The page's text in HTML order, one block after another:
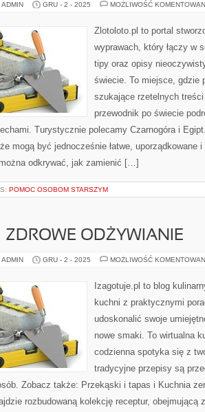
GRU - 2 - 2025 MOŻLIWOŚĆ
Zlotoloto.pl to portal
wyprawach, który łączy w
tipy oraz opisy
świecie. To miejsce, gdzie
szukające rzetelnych
przewodnik po świecie
Turystycznie polecamy Czarnogóra i
mogą być jednocześnie łatwe, uporządkowane
odkrywać, jak zamienić […]
POMOC OSOBOM STARSZYM
ZDROWE ODŻYWIANIE
GRU - 2 - 2025 MOŻLIWOŚĆ
Izagotuje.pl to blog
kuchni z praktycznymi
udoskonalić swoje
nowe smaki. To wirtualna
codzienna spotyka się z
tradycyjne przepisy są
Zobacz także: Przekąski i tapas i Kuchnia
rozbudowaną kolekcję receptur, obejmującą